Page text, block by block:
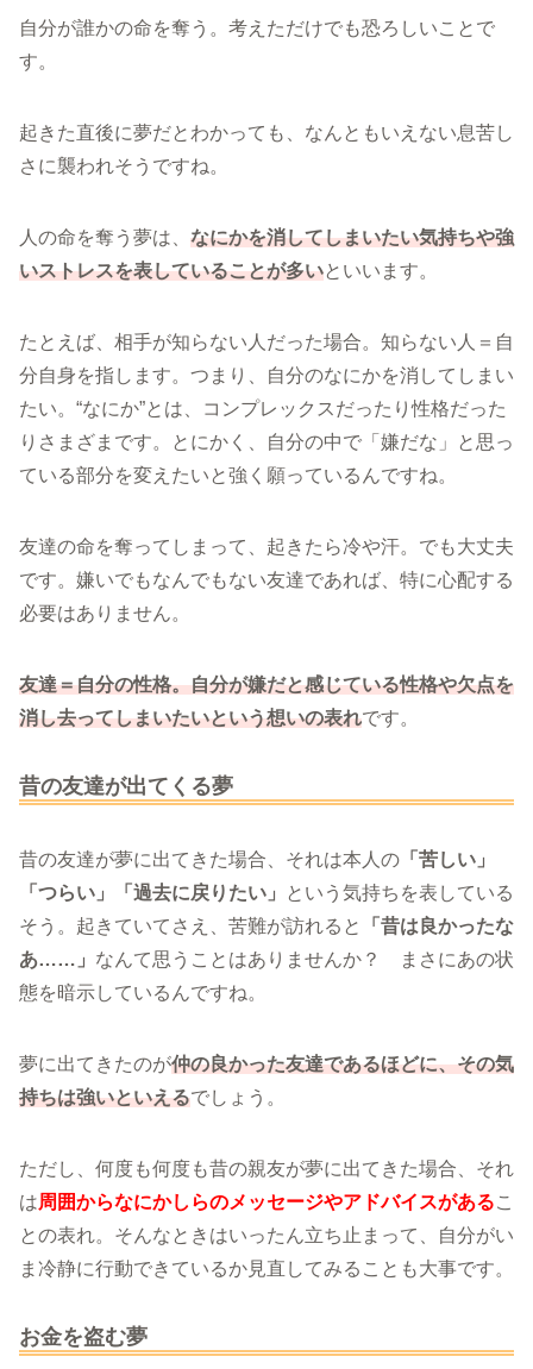
自分が誰かの命を奪う。考えただけでも恐ろしいことで
す。
起きた直後に夢だとわかっても、なんともいえない息苦し
さに襲われそうですね。
人の命を奪う夢は、 なにかを消してしまいたい気持ちや強
いストレスを表していることが多いといいます。
たとえば、相手が知らない人だった場合。知らない人＝自
分自身を指します。つまり、自分のなにかを消してしまい
たい。“なにか”とは、コンプレックスだったり性格だった
りさまざまです。とにかく、自分の中で「嫌だな」と思っ
ている部分を変えたいと強く願っているんですね。
友達の命を奪ってしまって、起きたら冷や汗。でも大丈夫
です。嫌いでもなんでもない友達であれば、特に心配する
必要はありません。
友達＝自分の性格。自分が嫌だと感じている性格や欠点を
消し去ってしまいたいという想いの表れです。
昔の友達が出てくる夢
昔の友達が夢に出てきた場合、それは本人の 「苦しい」
「つらい」「過去に戻りたい」
という気持ちを表している
そう。起きていてさえ、苦難が訪れると
「昔は良かったな
あ……」 なんて思うことはありませんか？ まさにあの状
態を暗示しているんですね。
夢に出てきたのが仲の良かった友達であるほどに、その気
持ちは強いといえるでしょう。
ただし、何度も何度も昔の親友が夢に出てきた場合、それ
は周囲からなにかしらのメッセージやアドバイスがあるこ
との表れ。そんなときはいったん立ち止まって、自分がい
ま冷静に行動できているか見直してみることも大事です。
お金を盗む夢